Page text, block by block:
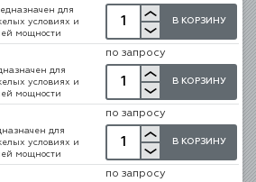
для
условиях и
мощности
В КОРЗИНУ
для
условиях и
мощности
по запросу
В КОРЗИНУ
для
условиях и
мощности
по запросу
В КОРЗИНУ
по запросу